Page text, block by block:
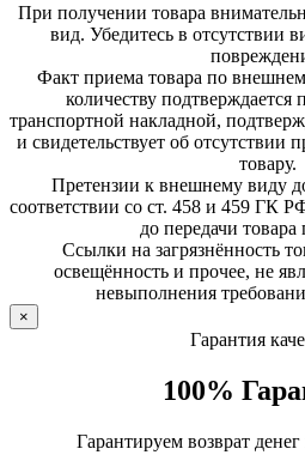
При получении товара
вид. Убедитесь в отсутствии
Факт приема товара по
количеству
транспортной накладной,
и свидетельствует об отсутствии
товару.
Претензии к внешнему виду
соответствии со ст. 458 и 459 ГК
до передачи
Ссылки на загрязнённость
освещённость и прочее, не
невыполнения
×
Гарантия
100%
Гарантируем возврат